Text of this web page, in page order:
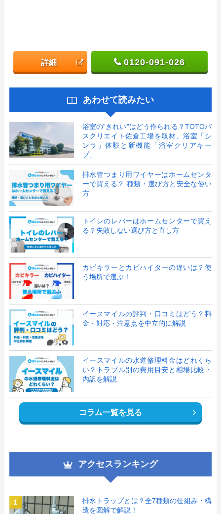
詳細 0120-091-026
あわせて読みたい
浴室の”きれい”はどう作られる？TOTOバ
スクリエイト佐倉工場を取材。浴室「シ
ンラ」体験と新機能「浴室クリアキー
プ」
排水管つまり用ワイヤーはホームセンタ
ーで買える？ 種類・選び方と安全な使い
方
トイレのレバーはホームセンターで買え
る？失敗しない選び方と直し方
カビキラーとカビハイターの違いは？使
う場所で選ぶ！
イースマイルの評判・口コミはどう？料
金・対応・注意点を中立的に解説
イースマイルの水道修理料金はどれくら
い？トラブル別の費用目安と相場比較・
内訳を解説
コラム一覧を見る
アクセスランキング
1
排水トラップとは？全7種類の仕組み・構
造を図解で解説！